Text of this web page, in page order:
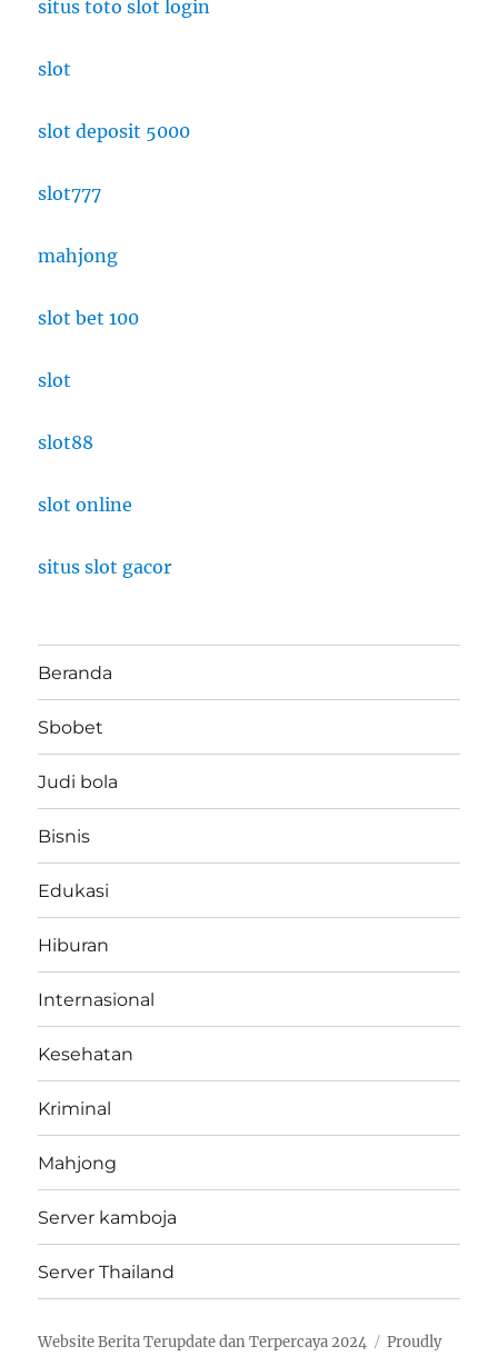
situs toto slot login
slot
slot deposit 5000
slot777
mahjong
slot bet 100
slot
slot88
slot online
situs slot gacor
Beranda
Sbobet
Judi bola
Bisnis
Edukasi
Hiburan
Internasional
Kesehatan
Kriminal
Mahjong
Server kamboja
Server Thailand
Website Berita Terupdate dan Terpercaya 2024 Proudly